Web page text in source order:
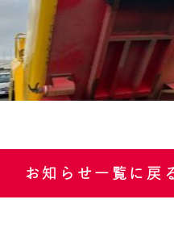
お知らせ一覧に戻